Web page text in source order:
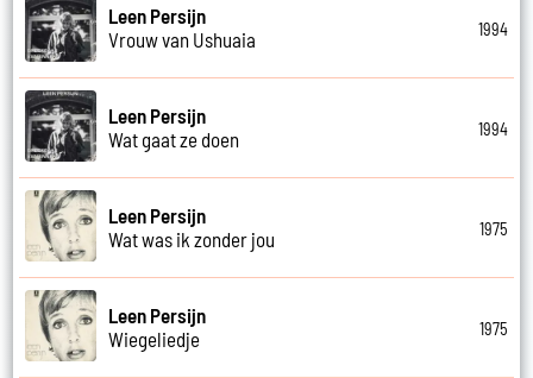
Leen Persijn
Vrouw van Ushuaia
1994
Leen Persijn
Wat gaat ze doen
1994
Leen Persijn
Wat was ik zonder jou
1975
Leen Persijn
Wiegeliedje
1975